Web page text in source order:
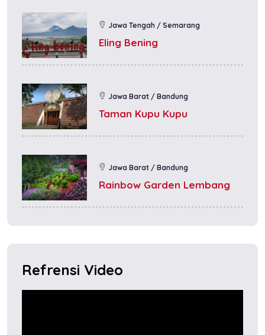
Jawa Tengah / Semarang
Eling Bening
Jawa Barat / Bandung
Taman Kupu Kupu
Jawa Barat / Bandung
Rainbow Garden Lembang
Refrensi Video